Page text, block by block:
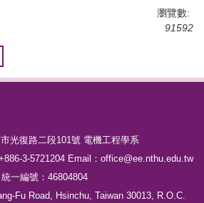
瀏覽數:
91592
光復路二段101號 電機工程學系
3-5721204 Email：office@ee.nthu.edu.tw
統一編號：46804804
Fu Road, Hsinchu, Taiwan 30013, R.O.C.